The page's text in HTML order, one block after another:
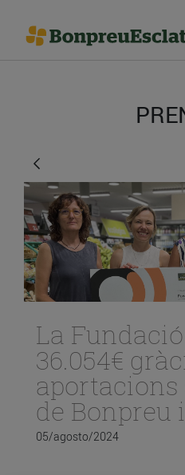
La
36.054€
de Bonpreu
05/agosto/2024